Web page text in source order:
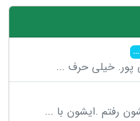
...
پور. خیلی حرف ...
رفتم .ایشون با ...